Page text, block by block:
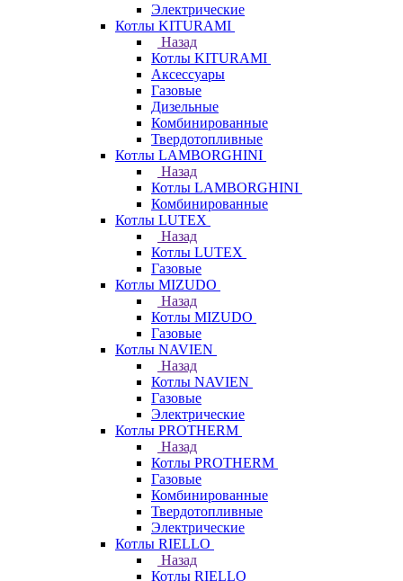
Электрические
Котлы KITURAMI
Назад
Котлы KITURAMI
Аксессуары
Газовые
Дизельные
Комбинированные
Твердотопливные
Котлы LAMBORGHINI
Назад
Котлы LAMBORGHINI
Комбинированные
Котлы LUTEX
Назад
Котлы LUTEX
Газовые
Котлы MIZUDO
Назад
Котлы MIZUDO
Газовые
Котлы NAVIEN
Назад
Котлы NAVIEN
Газовые
Электрические
Котлы PROTHERM
Назад
Котлы PROTHERM
Газовые
Комбинированные
Твердотопливные
Электрические
Котлы RIELLO
Назад
Котлы RIELLO